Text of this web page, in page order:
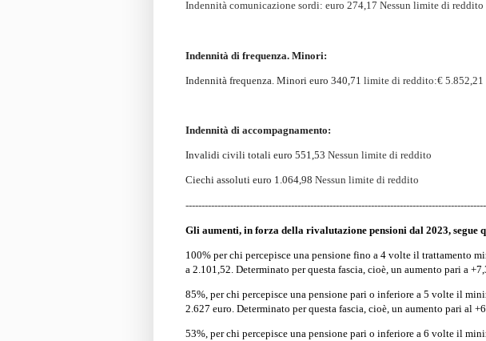
Indennità comunicazione sordi: euro 274,17 Nessun limite di reddito
Indennità di frequenza. Minori:
Indennità frequenza. Minori euro 340,71 limite di reddito:€ 5.852,21
Indennità di accompagnamento:
Invalidi civili totali euro 551,53 Nessun limite di reddito
Ciechi assoluti euro 1.064,98 Nessun limite di reddito
Gli aumenti, in forza della rivalutazione pensioni dal 2023, segue
100% per chi percepisce una pensione fino a 4 volte il trattamento
a 2.101,52. Determinato per questa fascia, cioè, un aumento pari a
85%, per chi percepisce una pensione pari o inferiore a 5 volte il
2.627 euro. Determinato per questa fascia, cioè, un aumento pari al
53%, per chi percepisce una pensione pari o inferiore a 6 volte il